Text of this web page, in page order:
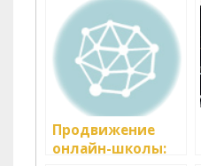
Продвижение
онлайн-школы: